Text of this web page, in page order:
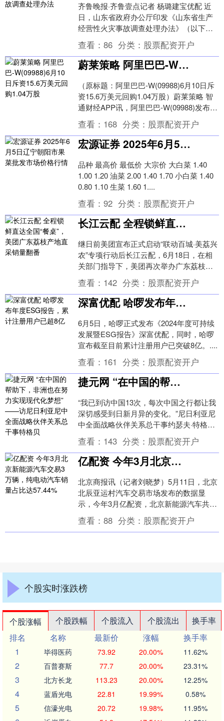
齐鲁晚报·齐鲁壹点记者 杨璐建宝优配 近
日，山东省政府办公厅印发《山东省生产
经营性火灾事故调查处理办法》（以下简
称《办法》），规范生产经营性火灾事故
调查处理工作....
查看： 86 分类： 股票配资开户
蔚莱策略 阿里巴巴-W(09988)6月10日斥资15.6万美元回购1.04万股
（原标题：阿里巴巴-W(09988)6月10日斥
资15.6万美元回购1.04万股）蔚莱策略 智
通财经APP讯，阿里巴巴-W(09988)发布公
告，于2025年6....
查看： 168 分类： 股票配资开户
宏源证券 2025年6月5日辽宁朝阳市果菜批发市场价格行情
品种 最高价 最低价 大宗价 大白菜 1.40
1.00 1.20 油菜 2.00 1.40 1.70 小白菜 1.40
0.80 1.10 生菜 1.60 1....
查看： 92 分类： 股票配资开户
长江云配 全程锁鲜直达全国“餐桌”，美团广东荔枝产地直采销量翻番
继日前美团宣布正式启动“联动百城·美荔兴
农”专项行动后长江云配，6月18日，在相
关部门指导下，美团再次举办广东荔枝产
销对接会，会上，美团与广东中荔农业集
团等出口....
查看： 142 分类： 股票配资开户
深富优配 哈啰发布年度ESG报告，累计注册用户已超8亿
6月5日，哈啰正式发布《2024年度可持续
发展暨ESG报告》深富优配，同时，哈啰
宣布截至目前累计注册用户已突破8亿。....
查看： 161 分类： 股票配资开户
捷元网 “在中国的帮助下，非洲也在努力实现现代化梦想” ——访尼日利亚尼中全面战略伙伴关系总干事特格贝
“我已到访中国13次，每次中国之行都让我
深切感受到日新月异的变化。”尼日利亚尼
中全面战略伙伴关系总干事约瑟夫·特格贝
日前接受本报记者专访时表示捷元网，中
国取得的....
查看： 143 分类： 股票配资开户
亿配资 今年3月北京新能源汽车交易3万辆，纯电动汽车销量占比达57.44%
北京商报讯（记者刘晓梦）5月11日，北京
北辰亚运村汽车交易市场发布的数据显
示，今年3月亿配资，北京新能源汽车共交
易3万辆，环比增长67.18%，同比增长
14.7....
查看： 88 分类： 股票配资开户
个股实时涨跌榜
个股涨幅 个股跌幅 个股流入 个股流出
换手率
排名
名称 最新价 涨幅
换手率
1
毕得医药 73.92 20.00% 11.62%
2 百普赛斯 77.7 20.00% 23.31%
3 北方长龙 113.23 20.00% 12.25%
4 蓝盾光电 22.81 19.99% 0.58%
5 信濠光电 20.72 19.98% 11.95%